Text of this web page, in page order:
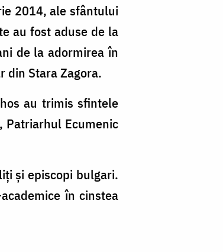
2014, ale sfântului
au fost aduse de la
de la adormirea în
Stara Zagora.
au trimis sfintele
Patriarhul Ecumenic
şi episcopi bulgari.
în cinstea